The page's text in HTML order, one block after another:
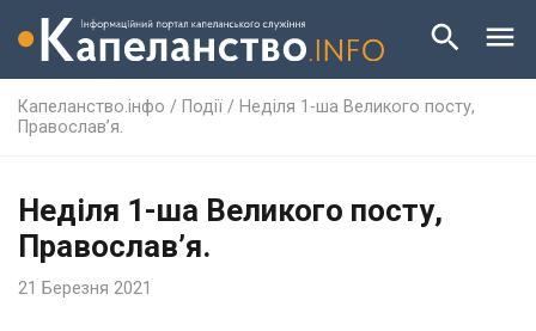
Капеланство.інфо / Події / Неділя 1-ша Великого посту,
Православ’я.
Неділя 1-ша Великого посту,
Православ’я.
21 Березня 2021